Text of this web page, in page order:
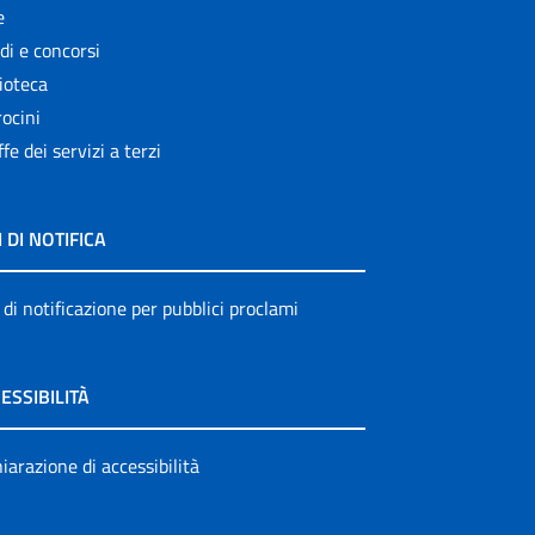
e concorsi
dei servizi a terzi
DI NOTIFICA
notificazione per pubblici proclami
di accessibilità